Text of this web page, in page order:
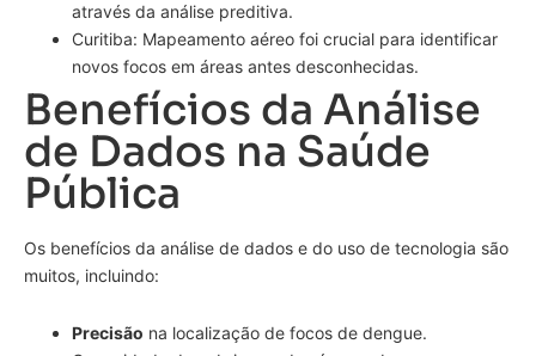
através da análise preditiva.
Curitiba: Mapeamento aéreo foi crucial para identificar
novos focos em áreas antes desconhecidas.
Benefícios da Análise
de Dados na Saúde
Pública
Os benefícios da análise de dados e do uso de tecnologia são
muitos, incluindo:
Precisão na localização de focos de dengue.